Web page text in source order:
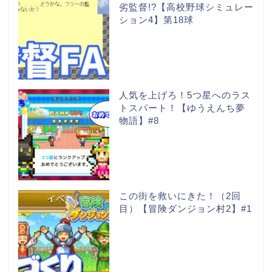
劣監督!?【高校野球シミュレー
ション4】第18球
人気を上げろ！5つ星へのラス
トスパート！【ゆうえんち夢
物語】#8
この街を救いにきた！（2回
目）【冒険ダンジョン村2】#1